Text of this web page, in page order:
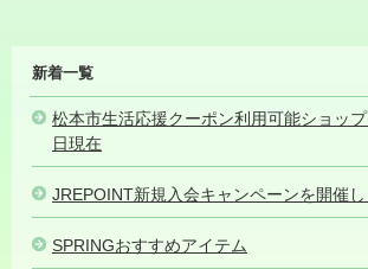
MIDORI
NEWS
新着一覧
松本市生活応援クーポン利用可能ショッ
日現在
JREPOINT新規入会キャンペーンを開催し
SPRINGおすすめアイテム